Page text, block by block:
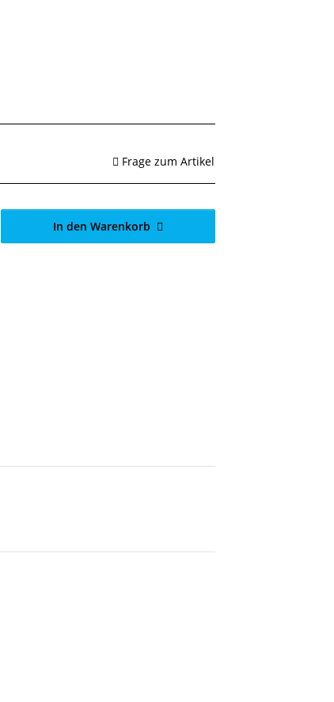
Frage zum Artikel
In den Warenkorb